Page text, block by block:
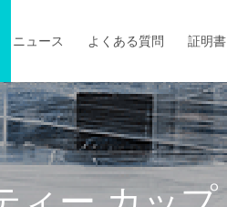
ニュース よくある質問 証明書